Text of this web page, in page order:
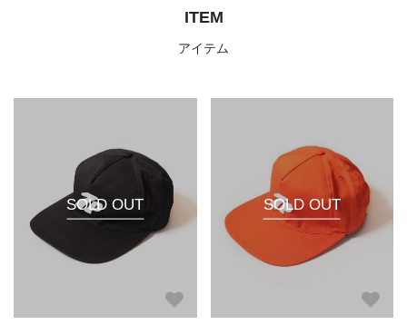
ITEM
アイテム
SOLD OUT SOLD OUT